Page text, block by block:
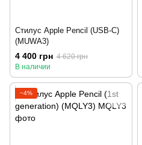
Стилус Apple Pencil (USB-C)
(MUWA3)
4 400 грн 4 620 грн
В наличии
−4%